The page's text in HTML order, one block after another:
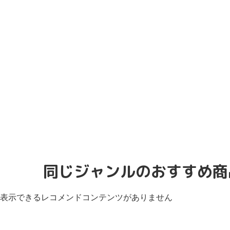
同じジャンルのおすすめ
表示できるレコメンドコンテンツがありません